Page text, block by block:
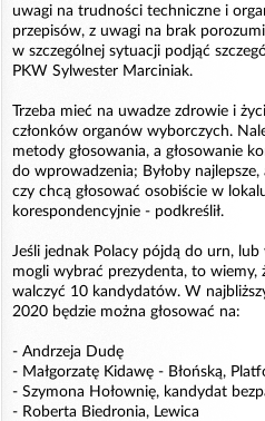
uwagi na trudności techniczne i
przepisów, z uwagi na brak
w szczególnej sytuacji podjąć
PKW Sylwester Marciniak.
Trzeba mieć na uwadze zdrowie i
członków organów wyborczych.
metody głosowania, a głosowanie
do wprowadzenia; Byłoby
czy chcą głosować osobiście w
korespondencyjnie - podkreślił.
Jeśli jednak Polacy pójdą do urn,
mogli wybrać prezydenta, to wiemy,
walczyć 10 kandydatów. W
2020 będzie można głosować na:
- Andrzeja Dudę
- Małgorzatę Kidawę - Błońską,
- Szymona Hołownię, kandydat
- Roberta Biedronia, Lewica